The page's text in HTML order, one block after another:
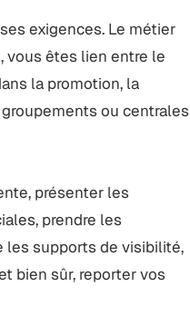
exigences. Le métier
vous êtes lien entre le
la promotion, la
ou centrales
présenter les
prendre les
les supports de visibilité,
bien sûr, reporter vos